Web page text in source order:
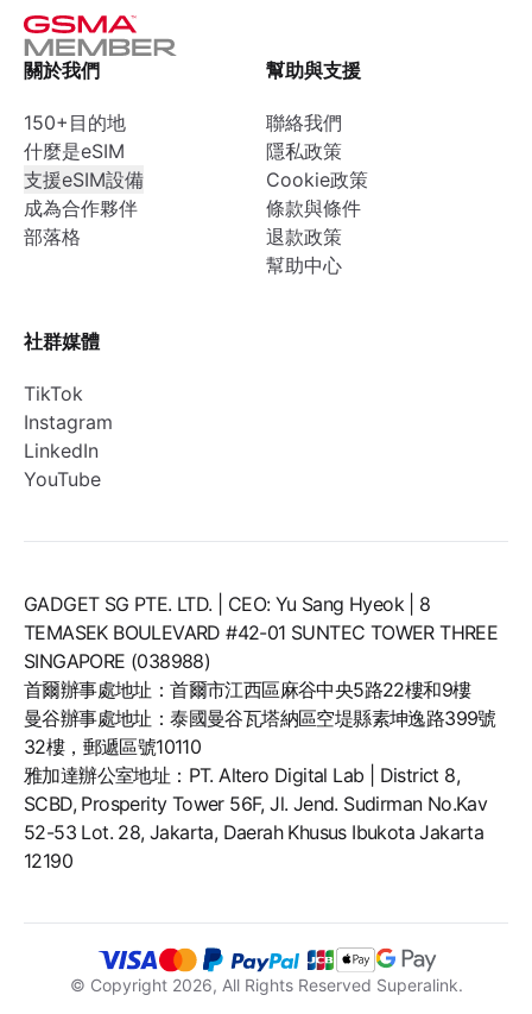
關於我們
150+目的地
什麼是eSIM
支援eSIM設備
成為合作夥伴
部落格
幫助與支援
聯絡我們
隱私政策
Cookie政策
條款與條件
退款政策
幫助中心
社群媒體
TikTok
Instagram
LinkedIn
YouTube
GADGET SG PTE. LTD. | CEO: Yu Sang Hyeok | 8
TEMASEK BOULEVARD #42-01 SUNTEC TOWER THREE
SINGAPORE (038988)
首爾辦事處地址：首爾市江西區麻谷中央5路22樓和9樓
曼谷辦事處地址：泰國曼谷瓦塔納區空堤縣素坤逸路399號
32樓，郵遞區號10110
雅加達辦公室地址：PT. Altero Digital Lab | District 8,
SCBD, Prosperity Tower 56F, Jl. Jend. Sudirman No.Kav
52-53 Lot. 28, Jakarta, Daerah Khusus Ibukota Jakarta
12190
© Copyright 2026, All Rights Reserved Superalink.